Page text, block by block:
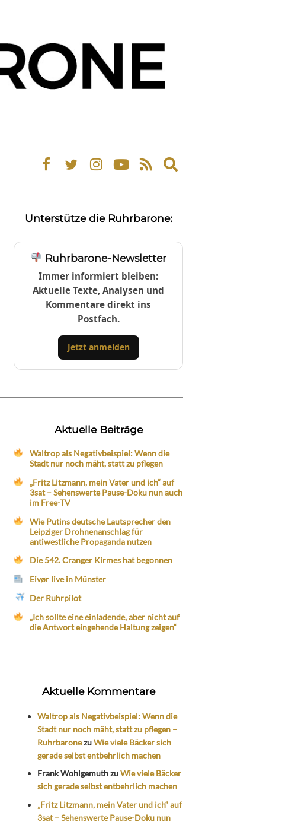
Expand
search
Unterstütze die Ruhrbarone:
Ruhrbarone-Newsletter
Immer informiert bleiben:
Aktuelle Texte, Analysen und
Kommentare direkt ins
Postfach.
Jetzt anmelden
Aktuelle Beiträge
Waltrop als Negativbeispiel: Wenn die
Stadt nur noch mäht, statt zu pflegen
„Fritz Litzmann, mein Vater und ich“ auf
3sat – Sehenswerte Pause-Doku nun auch
im Free-TV
Wie Putins deutsche Lautsprecher den
Leipziger Drohnenanschlag für
antiwestliche Propaganda nutzen
Die 542. Cranger Kirmes hat begonnen
Eivør live in Münster
Der Ruhrpilot
„Ich sollte eine einladende, aber nicht auf
die Antwort eingehende Haltung zeigen“
Aktuelle Kommentare
Waltrop als Negativbeispiel: Wenn die
Stadt nur noch mäht, statt zu pflegen –
RuhrbaronezuWie viele Bäcker sich
gerade selbst entbehrlich machen
Frank WohlgemuthzuWie viele Bäcker
sich gerade selbst entbehrlich machen
„Fritz Litzmann, mein Vater und ich“ auf
3sat – Sehenswerte Pause-Doku nun